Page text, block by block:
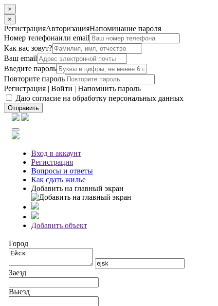
×
×
РегистрацияАвторизацияНапоминание пароля
Номер телефонаили email
Как вас зовут?
Ваш email
Введите пароль
Повторите пароль
Регистрация | Войти | Напомнить пароль
Даю согласие на обработку персональных данных
Отправить
Вход в аккаунт
Регистрация
Вопросы и ответы
Как сдать жилье
Добавить на главный экран
Добавить объект
Город
Заезд
Выезд